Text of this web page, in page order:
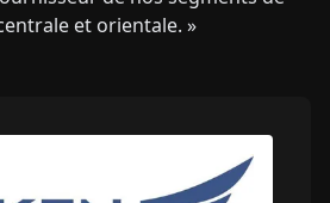
et orientale. »